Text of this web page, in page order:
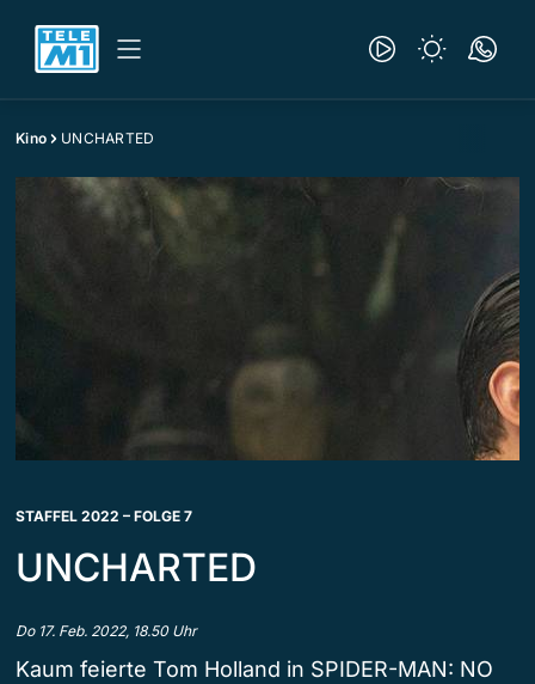
Kino UNCHARTED
STAFFEL 2022 – FOLGE 7
UNCHARTED
Do 17. Feb. 2022, 18.50 Uhr
Kaum feierte Tom Holland in SPIDER-MAN: NO